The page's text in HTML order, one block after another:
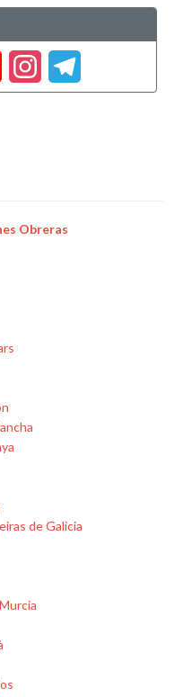
Obreras
de Galicia